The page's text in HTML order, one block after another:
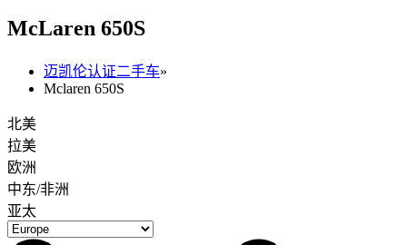
McLaren 650S
迈凯伦认证二手车»
Mclaren 650S
北美
拉美
欧洲
中东/非洲
亚太